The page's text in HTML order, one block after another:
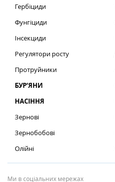
Гербіциди
Фунгіциди
Інсекциди
Регулятори росту
Протруйники
БУР’ЯНИ
НАСІННЯ
Зернові
Зернобобові
Олійні
Ми в соціальних мережах